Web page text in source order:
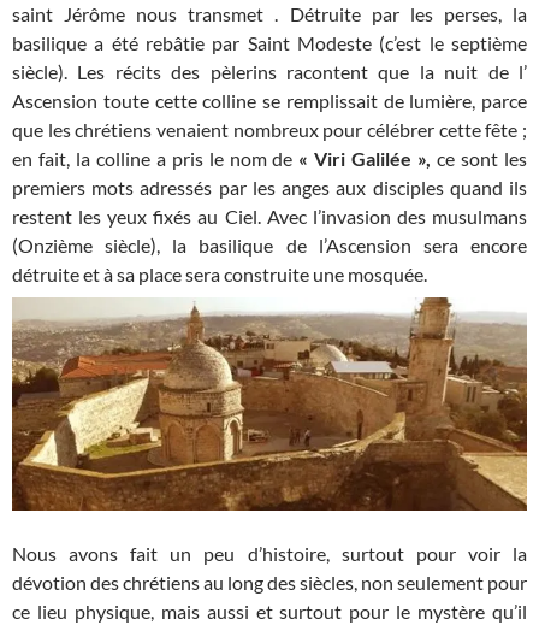
saint Jérôme nous transmet . Détruite par les perses, la
basilique a été rebâtie par Saint Modeste (c’est le septième
siècle). Les récits des pèlerins racontent que la nuit de l’
Ascension toute cette colline se remplissait de lumière, parce
que les chrétiens venaient nombreux pour célébrer cette fête ;
en fait, la colline a pris le nom de « Viri Galilée », ce sont les
premiers mots adressés par les anges aux disciples quand ils
restent les yeux fixés au Ciel. Avec l’invasion des musulmans
(Onzième siècle), la basilique de l’Ascension sera encore
détruite et à sa place sera construite une mosquée.
Nous avons fait un peu d’histoire, surtout pour voir la
dévotion des chrétiens au long des siècles, non seulement pour
ce lieu physique, mais aussi et surtout pour le mystère qu’il